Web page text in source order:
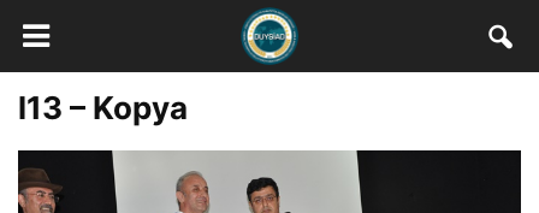
l13 – Kopya